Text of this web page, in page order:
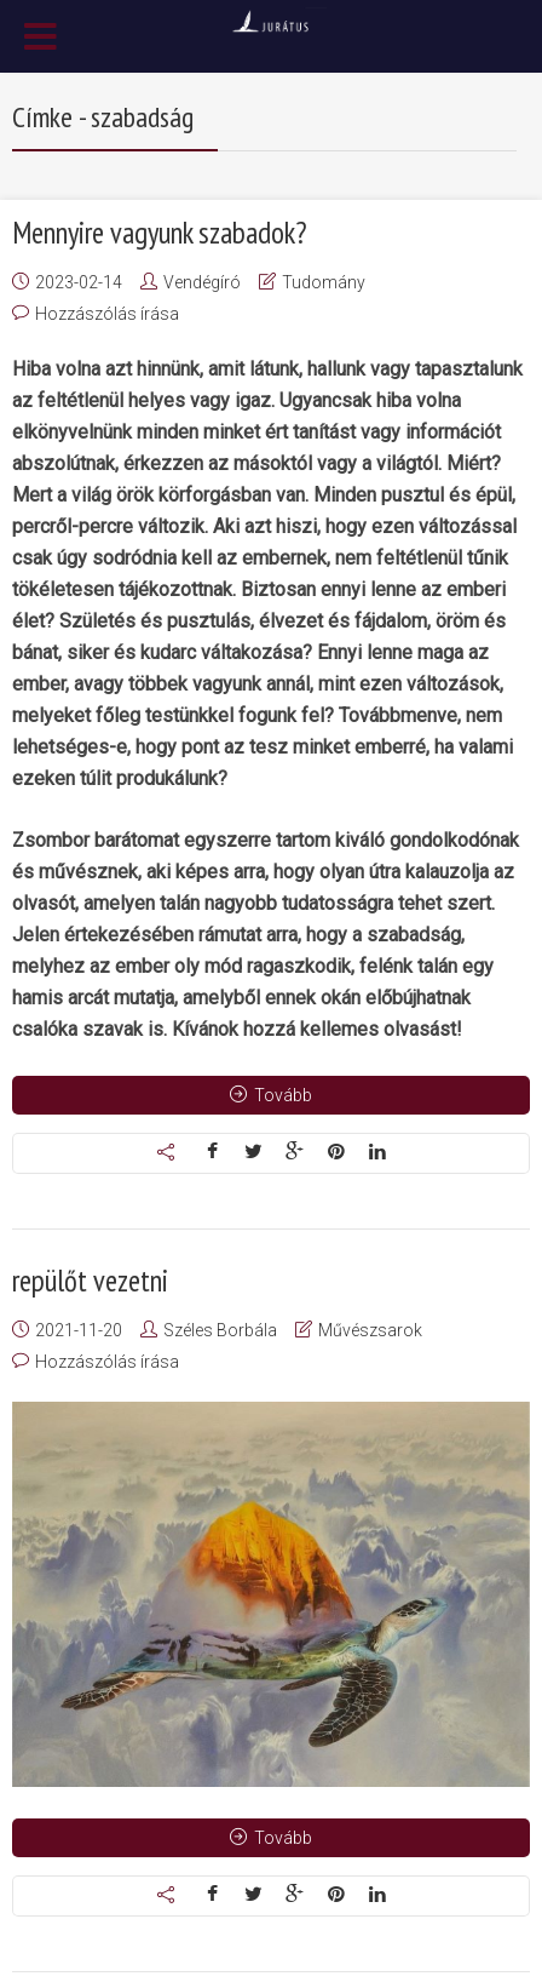
Címke - szabadság
Mennyire vagyunk szabadok?
2023-02-14 Vendégíró
Tudomány
Hozzászólás írása
Hiba volna azt hinnünk, amit látunk, hallunk vagy tapasztalunk
az feltétlenül helyes vagy igaz. Ugyancsak hiba volna
elkönyvelnünk minden minket ért tanítást vagy információt
abszolútnak, érkezzen az másoktól vagy a világtól. Miért?
Mert a világ örök körforgásban van. Minden pusztul és épül,
percről-percre változik. Aki azt hiszi, hogy ezen változással
csak úgy sodródnia kell az embernek, nem feltétlenül tűnik
tökéletesen tájékozottnak. Biztosan ennyi lenne az emberi
élet? Születés és pusztulás, élvezet és fájdalom, öröm és
bánat, siker és kudarc váltakozása? Ennyi lenne maga az
ember, avagy többek vagyunk annál, mint ezen változások,
melyeket főleg testünkkel fogunk fel? Továbbmenve, nem
lehetséges-e, hogy pont az tesz minket emberré, ha valami
ezeken túlit produkálunk?
Zsombor barátomat egyszerre tartom kiváló gondolkodónak
és művésznek, aki képes arra, hogy olyan útra kalauzolja az
olvasót, amelyen talán nagyobb tudatosságra tehet szert.
Jelen értekezésében rámutat arra, hogy a szabadság,
melyhez az ember oly mód ragaszkodik, felénk talán egy
hamis arcát mutatja, amelyből ennek okán előbújhatnak
csalóka szavak is. Kívánok hozzá kellemes olvasást!
Tovább
repülőt vezetni
2021-11-20 Széles Borbála
Művészsarok
Hozzászólás írása
Tovább